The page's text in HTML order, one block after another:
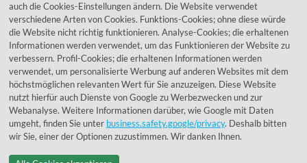
FacebookInstagram
Kundenmeinungen
Exzellent - eKomi.de
auch die Cookies-Einstellungen ändern. Die Website verwendet
verschiedene Arten von Cookies. Funktions-Cookies; ohne diese würde
die Website nicht richtig funktionieren. Analyse-Cookies; die erhaltenen
Informationen werden verwendet, um das Funktionieren der Website zu
verbessern. Profil-Cookies; die erhaltenen Informationen werden
verwendet, um personalisierte Werbung auf anderen Websites mit dem
höchstmöglichen relevanten Wert für Sie anzuzeigen. Diese Website
nutzt hierfür auch Dienste von Google zu Werbezwecken und zur
Webanalyse. Weitere Informationen darüber, wie Google mit Daten
umgeht, finden Sie unter business.safety.google/privacy. Deshalb bitten
wir Sie, einer der Optionen zuzustimmen. Wir danken Ihnen.